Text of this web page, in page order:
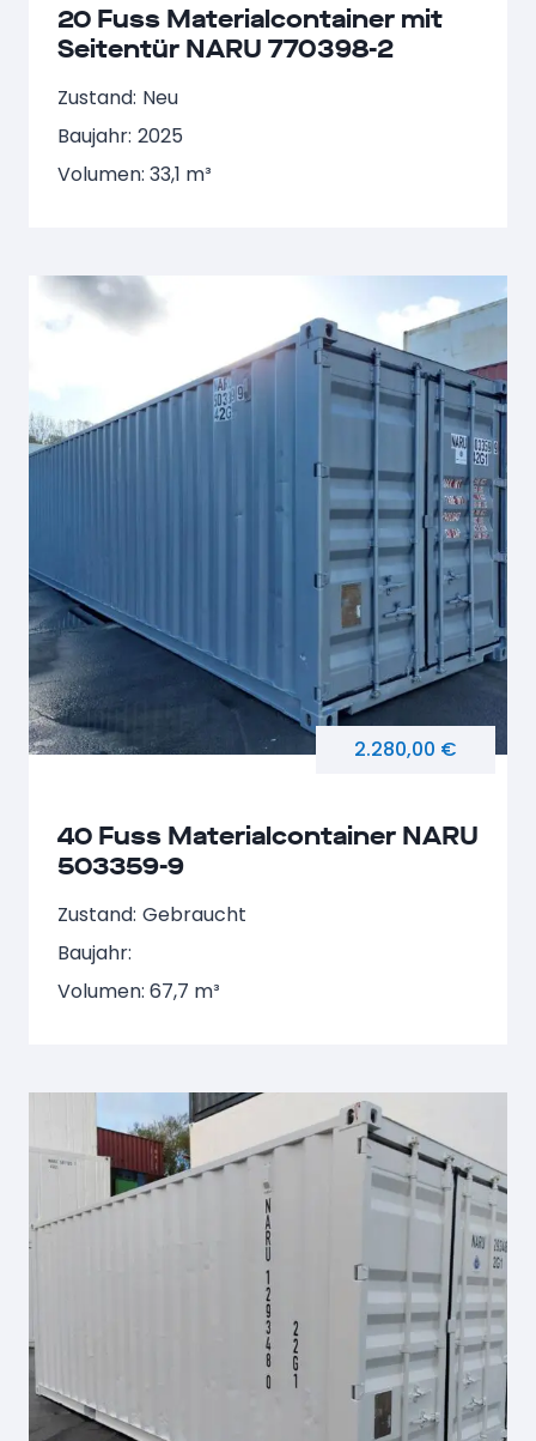
20 Fuss Materialcontainer mit
Seitentür NARU 770398-2
Zustand: Neu
Baujahr: 2025
Volumen: 33,1 m³
40 Fuss Materialcontainer NARU
503359-9
2.280,00 €
Zustand: Gebraucht
Baujahr:
Volumen: 67,7 m³